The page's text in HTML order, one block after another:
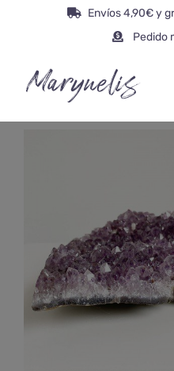
Envíos 4,90€ y
Pedido